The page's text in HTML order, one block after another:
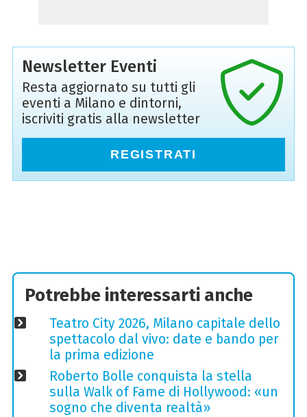
Newsletter Eventi
Resta aggiornato su tutti gli
eventi a Milano e dintorni,
iscriviti gratis alla newsletter
REGISTRATI
Potrebbe interessarti anche
Teatro City 2026, Milano capitale dello
spettacolo dal vivo: date e bando per
la prima edizione
Roberto Bolle conquista la stella
sulla Walk of Fame di Hollywood: «un
sogno che diventa realtà»